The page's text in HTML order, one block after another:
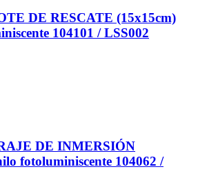
DE RESCATE (15x15cm)
104101 / LSS002
DE INMERSIÓN
fotoluminiscente 104062 /